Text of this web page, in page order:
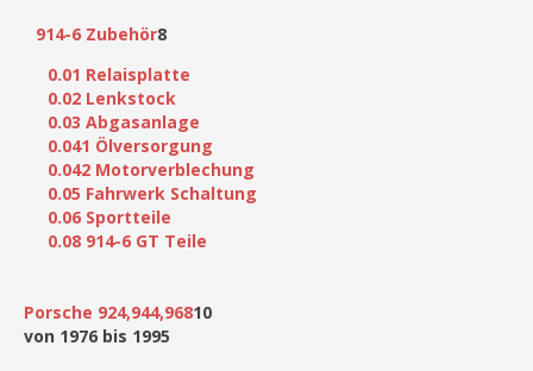
914-6 Zubehör8
0.01 Relaisplatte
0.02 Lenkstock
0.03 Abgasanlage
0.041 Ölversorgung
0.042 Motorverblechung
0.05 Fahrwerk Schaltung
0.06 Sportteile
0.08 914-6 GT Teile
Porsche 924,944,96810
von 1976 bis 1995